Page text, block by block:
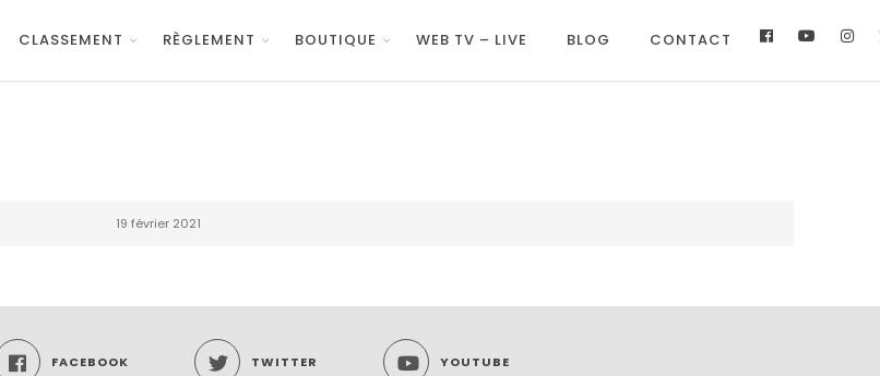
CLASSEMENT RÈGLEMENT BOUTIQUE WEB TV – LIVE BLOG CONTACT
19 février 2021
FACEBOOK TWITTER YOUTUBE